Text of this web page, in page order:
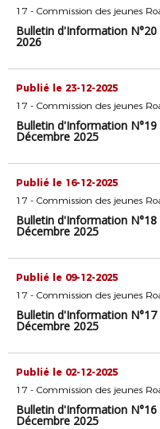
17 - Commission des jeunes
Bulletin d'Information N°20
2026
Publié le 23-12-2025
17 - Commission des jeunes
Bulletin d'Information
Décembre 2025
Publié le 16-12-2025
17 - Commission des jeunes
Bulletin d'Information
Décembre 2025
Publié le 09-12-2025
17 - Commission des jeunes
Bulletin d'Information
Décembre 2025
Publié le 02-12-2025
17 - Commission des jeunes
Bulletin d'Information
Décembre 2025